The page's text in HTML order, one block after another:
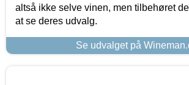
altså ikke selve vinen, men tilbehøret
at se deres udvalg.
Se udvalget på